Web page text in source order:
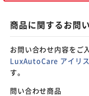
商品に関するお問
お問い合わせ内容をご
LuxAutoCare アイリ
す。
問い合わせ商品